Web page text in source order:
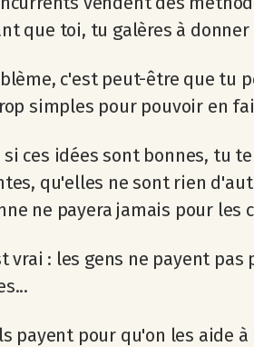
que toi, tu galères à
c'est peut-être que tu
simples pour pouvoir en
si ces idées sont bonnes, tu
qu'elles ne sont rien
ne payera jamais pour les
vrai : les gens ne payent
payent pour qu'on les aide